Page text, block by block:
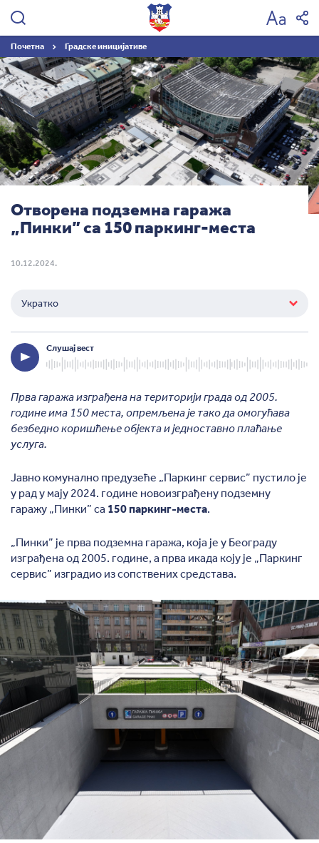
Град
Београд
Почетна Градске иницијативе
Отворена подземна гаража
„Пинки” са 150 паркинг-места
10.12.2024.
Укратко
Слушај вест
Прва гаража изграђена на територији града од 2005.
године има 150 места, опремљена је тако да омогућава
безбедно коришћење објекта и једноставно плаћање
услуга.
Јавно комунално предузеће „Паркинг сервис” пустило је
у рад у мају 2024. године новоизграђену подземну
гаражу „Пинки” са 150 паркинг-места.
„Пинки” је прва подземна гаража, која је у Београду
изграђена од 2005. године, а прва икада коју је „Паркинг
сервис” изградио из сопствених средстава.